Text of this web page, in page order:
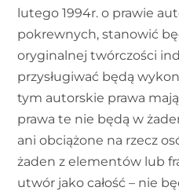
lutego 1994r. o prawie
pokrewnych, stanowić
oryginalnej twórczości
przysługiwać będą
tym autorskie prawa
prawa te nie będą w
ani obciążone na rzecz
żaden z elementów lub
utwór jako całość – nie